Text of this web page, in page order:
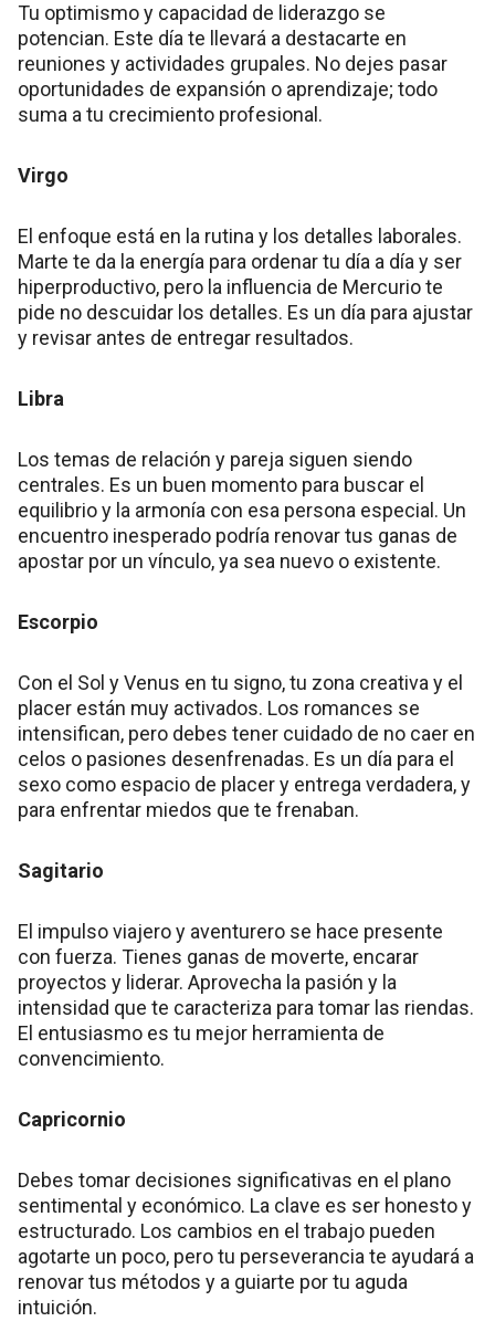
Tu optimismo y capacidad de liderazgo se
potencian. Este día te llevará a destacarte en
reuniones y actividades grupales. No dejes pasar
oportunidades de expansión o aprendizaje; todo
suma a tu crecimiento profesional.
Virgo
El enfoque está en la rutina y los detalles laborales.
Marte te da la energía para ordenar tu día a día y ser
hiperproductivo, pero la influencia de Mercurio te
pide no descuidar los detalles. Es un día para ajustar
y revisar antes de entregar resultados.
Libra
Los temas de relación y pareja siguen siendo
centrales. Es un buen momento para buscar el
equilibrio y la armonía con esa persona especial. Un
encuentro inesperado podría renovar tus ganas de
apostar por un vínculo, ya sea nuevo o existente.
Escorpio
Con el Sol y Venus en tu signo, tu zona creativa y el
placer están muy activados. Los romances se
intensifican, pero debes tener cuidado de no caer en
celos o pasiones desenfrenadas. Es un día para el
sexo como espacio de placer y entrega verdadera, y
para enfrentar miedos que te frenaban.
Sagitario
El impulso viajero y aventurero se hace presente
con fuerza. Tienes ganas de moverte, encarar
proyectos y liderar. Aprovecha la pasión y la
intensidad que te caracteriza para tomar las riendas.
El entusiasmo es tu mejor herramienta de
convencimiento.
Capricornio
Debes tomar decisiones significativas en el plano
sentimental y económico. La clave es ser honesto y
estructurado. Los cambios en el trabajo pueden
agotarte un poco, pero tu perseverancia te ayudará a
renovar tus métodos y a guiarte por tu aguda
intuición.